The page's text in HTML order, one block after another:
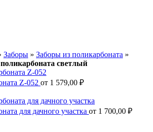
Заборы » Заборы из поликарбоната »
поликарбоната светлый
Z-052 от 1 579,00 ₽
для дачного участка от 1 700,00 ₽